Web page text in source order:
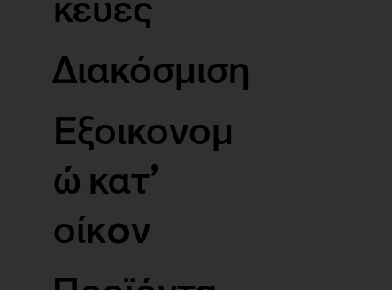
Διακόσμιση
Εξοικονομ
ώ κατ’
οίκoν